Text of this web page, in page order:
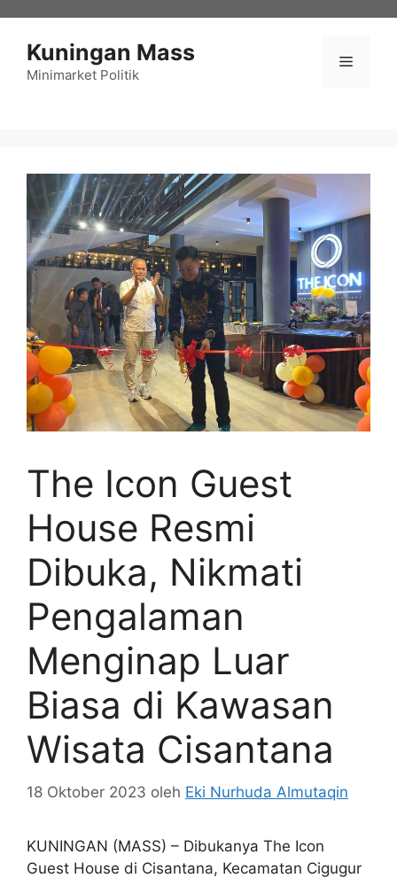
Kuningan Mass
Minimarket Politik
Menu
The Icon Guest
House Resmi
Dibuka, Nikmati
Pengalaman
Menginap Luar
Biasa di Kawasan
Wisata Cisantana
18 Oktober 2023 oleh Eki Nurhuda Almutaqin
KUNINGAN (MASS) – Dibukanya The Icon
Guest House di Cisantana, Kecamatan Cigugur